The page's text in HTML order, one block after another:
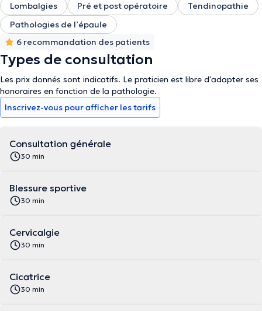
Lombalgies
Pré et post opératoire
Tendinopathie
Pathologies de l’épaule
6 recommandation des patients
Types de consultation
Les prix donnés sont indicatifs. Le praticien est libre d'adapter ses
honoraires en fonction de la pathologie.
Inscrivez-vous pour afficher les tarifs
Consultation générale
30 min
Blessure sportive
30 min
Cervicalgie
30 min
Cicatrice
30 min